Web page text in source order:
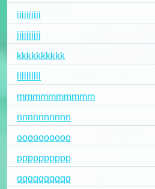
iiiiiiiiii
jjjjjjjjjj
kkkkkkkkkk
mmmmmmmmmm
nnnnnnnnnn
oooooooooo
pppppppppp
qqqqqqqqqq